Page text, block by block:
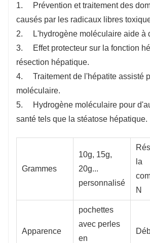
1. Prévention et traitement des
causés par les radicaux libres
2. L'hydrogène moléculaire aide à
3. Effet protecteur sur la fonction
résection hépatique.
4. Traitement de l'hépatite assisté
moléculaire.
5. Hydrogène moléculaire pour
santé tels que la stéatose hépatique.
Grammes
10g, 15g,
20g...
personnalisé
la
N
Apparence
pochettes
avec perles
en